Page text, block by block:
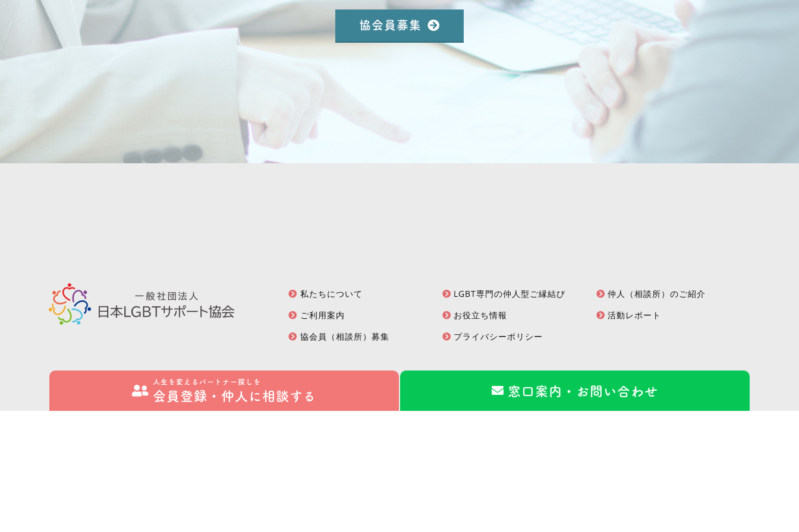
協会員募集
人生を変えるパートナー探しを
会員登録・ 仲人に相談する 窓口案内・ お問い合わせ
私たちについて LGBT専門の仲人型ご縁結び
仲人（相談所）のご紹介
ご利用案内
お役立ち情報
活動レポート
協会員（相談所）募集
プライバシーポリシー